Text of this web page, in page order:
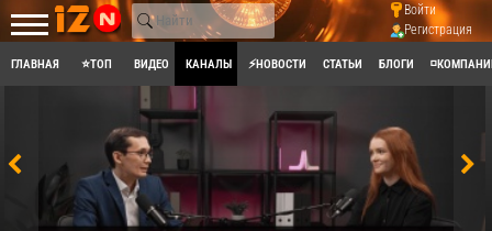
Войти
Регистрация
ГЛАВНАЯ ⭐ТОП ВИДЕО КАНАЛЫ ⚡НОВОСТИ СТАТЬИ БЛОГИ